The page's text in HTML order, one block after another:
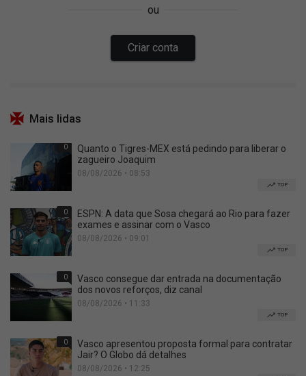
Mais lidas
0
Quanto o Tigres-MEX está pedindo para liberar o
zagueiro Joaquim
08/08/2026 • 08:53
TOP
0
ESPN: A data que Sosa chegará ao Rio para fazer
exames e assinar com o Vasco
08/08/2026 • 09:01
TOP
0
Vasco consegue dar entrada na documentação
dos novos reforços, diz canal
08/08/2026 • 11:33
TOP
0
Vasco apresentou proposta formal para contratar
Jair? O Globo dá detalhes
08/08/2026 • 12:25